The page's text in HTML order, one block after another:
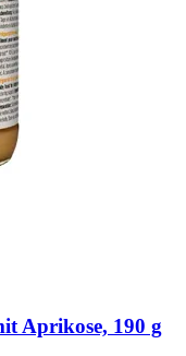
Aprikose, 190 g